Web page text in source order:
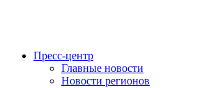
Пресс-центр
Главные новости
Новости регионов